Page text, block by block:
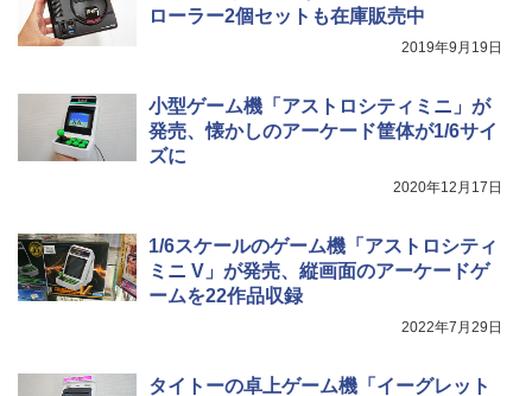
ローラー2個セットも在庫販売中
2019年9月19日
小型ゲーム機「アストロシティミニ」が
発売、懐かしのアーケード筐体が1/6サイ
ズに
2020年12月17日
1/6スケールのゲーム機「アストロシティ
ミニ V」が発売、縦画面のアーケードゲ
ームを22作品収録
2022年7月29日
タイトーの卓上ゲーム機「イーグレット